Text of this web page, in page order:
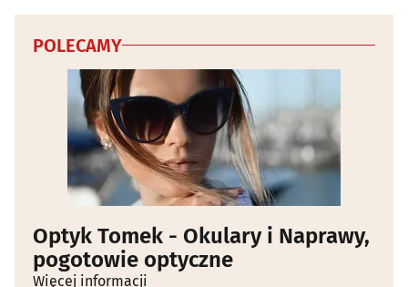
POLECAMY
Optyk Tomek - Okulary i Naprawy,
pogotowie optyczne
Więcej informacji